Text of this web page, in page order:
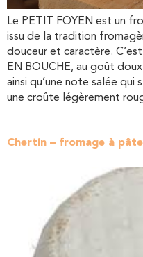
Le PETIT FOYEN est un
issu de la tradition
douceur et caractère.
EN BOUCHE, au goût
ainsi qu’une note salée qui
une croûte légèrement
Chertin – fromage à